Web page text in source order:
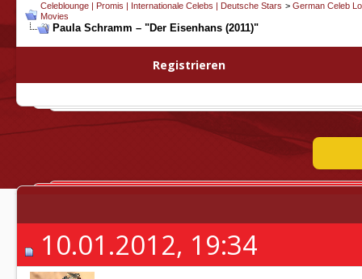
Celeblounge | Promis | Internationale Celebs | Deutsche Stars > German Celeb
Movies
Paula Schramm – "Der Eisenhans (2011)"
Registrieren
10.01.2012, 19:34